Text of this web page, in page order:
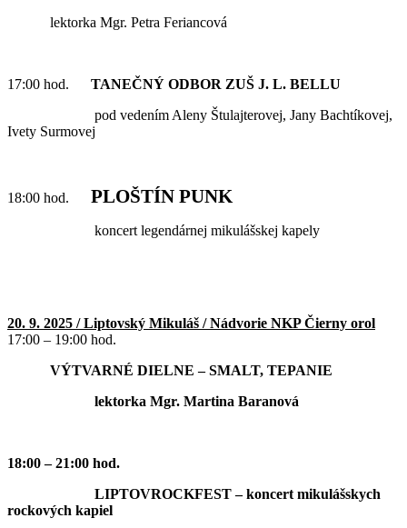
lektorka Mgr. Petra Feriancová
17:00 hod. TANEČNÝ ODBOR ZUŠ J. L. BELLU
pod vedením Aleny Štulajterovej, Jany Bachtíkovej,
Ivety Surmovej
18:00 hod. PLOŠTÍN PUNK
koncert legendárnej mikulášskej kapely
20. 9. 2025 / Liptovský Mikuláš / Nádvorie NKP Čierny orol
17:00 – 19:00 hod.
VÝTVARNÉ DIELNE – SMALT, TEPANIE
lektorka Mgr. Martina Baranová
18:00 – 21:00 hod.
LIPTOVROCKFEST– koncert mikulášskych
rockových kapiel